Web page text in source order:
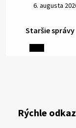
6. augusta
5. augusta
hlbokým
73 rokov nás
Staršie správy
Rýchle